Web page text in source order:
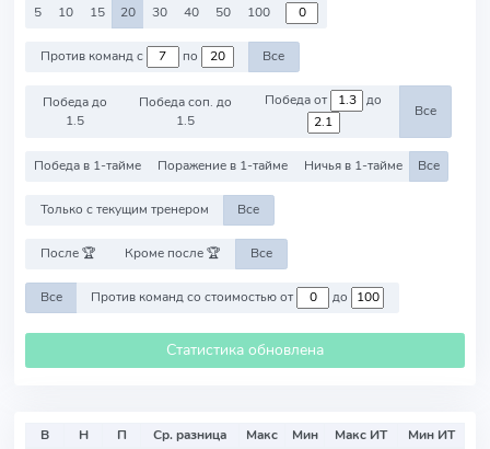
5 10 15 20 30 40 50 100
Против команд с по Все
Победа до
1.5
Победа соп. до
1.5
Победа от до
Все
Победа в 1-тайме Поражение в 1-тайме Ничья в 1-тайме Все
Только с текущим тренером Все
После 🏆 Кроме после 🏆 Все
Все Против команд со стоимостью от до
Статистика обновлена
В Н П Ср. разница Макс Мин Макс ИТ
Мин ИТ